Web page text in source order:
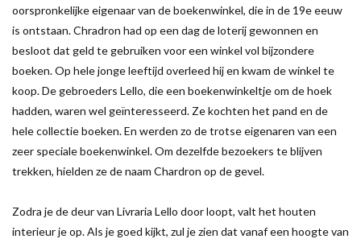
oorspronkelijke eigenaar van de boekenwinkel, die in de 19e eeuw
is ontstaan. Chradron had op een dag de loterij gewonnen en
besloot dat geld te gebruiken voor een winkel vol bijzondere
boeken. Op hele jonge leeftijd overleed hij en kwam de winkel te
koop. De gebroeders Lello, die een boekenwinkeltje om de hoek
hadden, waren wel geïnteresseerd. Ze kochten het pand en de
hele collectie boeken. En werden zo de trotse eigenaren van een
zeer speciale boekenwinkel. Om dezelfde bezoekers te blijven
trekken, hielden ze de naam Chardron op de gevel.
Zodra je de deur van Livraria Lello door loopt, valt het houten
interieur je op. Als je goed kijkt, zul je zien dat vanaf een hoogte van